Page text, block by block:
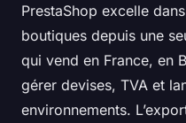
PrestaShop excelle
boutiques depuis une
qui vend en France, en
gérer devises, TVA et
environnements.